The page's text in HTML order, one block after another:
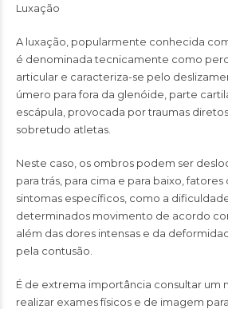
Luxação
A luxação, popularmente conhecida
é denominada tecnicamente como
articular e caracteriza-se pelo
úmero para fora da glenóide, parte
escápula, provocada por traumas
sobretudo atletas.
Neste caso, os ombros podem ser
para trás, para cima e para baixo,
sintomas específicos, como a
determinados movimento de acordo
além das dores intensas e da
pela contusão.
É de extrema importância consultar um
realizar exames físicos e de imagem